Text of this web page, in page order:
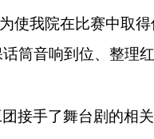
使我院在比赛中取
筒音响到位、整理
接手了舞台剧的相